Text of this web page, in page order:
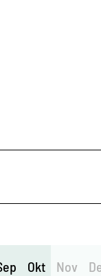
Okt Nov